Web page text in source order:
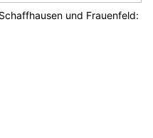
und Frauenfeld: